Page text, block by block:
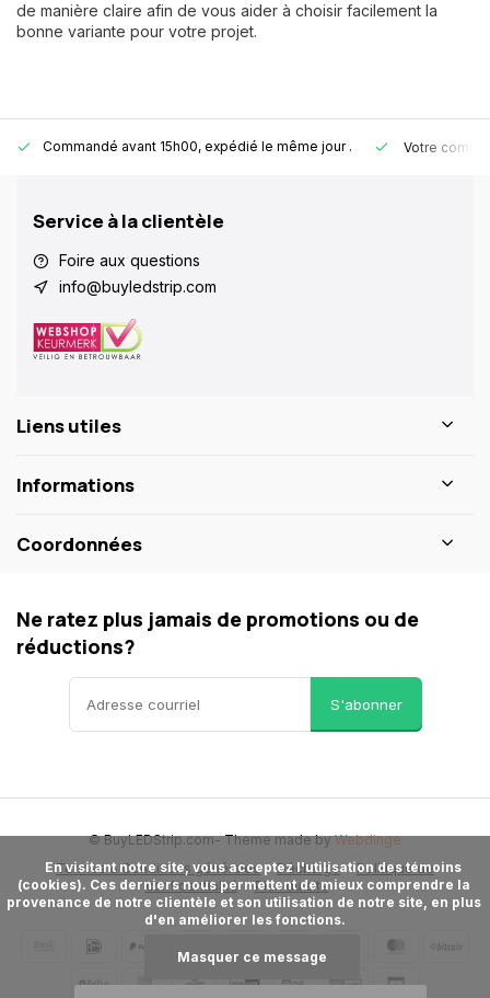
de manière claire afin de vous aider à choisir facilement la
bonne variante pour votre projet.
Commandé avant 15h00, expédié le même jour . Votre
Service à la clientèle
Foire aux questions
info@buyledstrip.com
Liens utiles
Informations
Coordonnées
Ne ratez plus jamais de promotions ou de
réductions?
S'abonner
Termes & Conditions générales Décharge
Politique de
confidentialité
Plan du site
© BuyLEDStrip.com- Theme made byWebdinge
(cookies). Ces derniers nous permettent de mieux comprendre la
provenance de notre clientèle et son utilisation de notre site, en plus
d'en améliorer les fonctions.
Masquer ce message